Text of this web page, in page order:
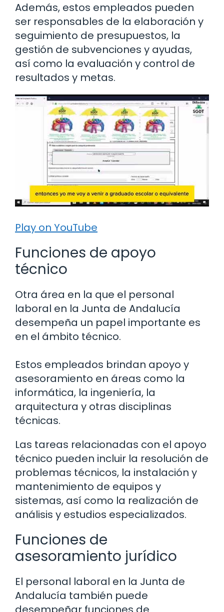
Además, estos empleados pueden
ser responsables de la elaboración y
seguimiento de presupuestos, la
gestión de subvenciones y ayudas,
así como la evaluación y control de
resultados y metas.
Play on YouTube
Funciones de apoyo
técnico
Otra área en la que el personal
laboral en la Junta de Andalucía
desempeña un papel importante es
en el ámbito técnico.
Estos empleados brindan apoyo y
asesoramiento en áreas como la
informática, la ingeniería, la
arquitectura y otras disciplinas
técnicas.
Las tareas relacionadas con el apoyo
técnico pueden incluir la resolución de
problemas técnicos, la instalación y
mantenimiento de equipos y
sistemas, así como la realización de
análisis y estudios especializados.
Funciones de
asesoramiento jurídico
El personal laboral en la Junta de
Andalucía también puede